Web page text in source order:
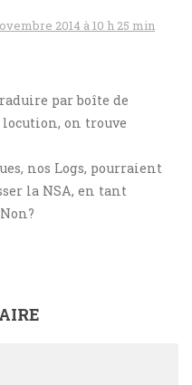
2014 à 10 h 25 min
par boîte de
locution, on trouve
nos Logs, pourraient
la NSA, en tant